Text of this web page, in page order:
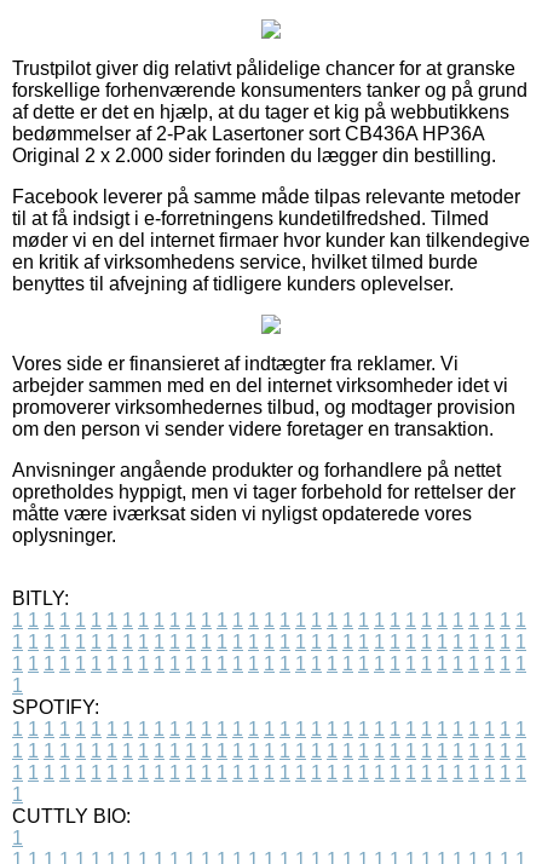
Trustpilot giver dig relativt pålidelige chancer for at granske
forskellige forhenværende konsumenters tanker og på grund
af dette er det en hjælp, at du tager et kig på webbutikkens
bedømmelser af 2-Pak Lasertoner sort CB436A HP36A
Original 2 x 2.000 sider forinden du lægger din bestilling.
Facebook leverer på samme måde tilpas relevante metoder
til at få indsigt i e-forretningens kundetilfredshed. Tilmed
møder vi en del internet firmaer hvor kunder kan tilkendegive
en kritik af virksomhedens service, hvilket tilmed burde
benyttes til afvejning af tidligere kunders oplevelser.
Vores side er finansieret af indtægter fra reklamer. Vi
arbejder sammen med en del internet virksomheder idet vi
promoverer virksomhedernes tilbud, og modtager provision
om den person vi sender videre foretager en transaktion.
Anvisninger angående produkter og forhandlere på nettet
opretholdes hyppigt, men vi tager forbehold for rettelser der
måtte være iværksat siden vi nyligst opdaterede vores
oplysninger.
BITLY:
1 1 1 1 1 1 1 1 1 1 1 1 1 1 1 1 1 1 1 1 1 1 1 1 1 1 1 1 1 1 1 1 1
1 1 1 1 1 1 1 1 1 1 1 1 1 1 1 1 1 1 1 1 1 1 1 1 1 1 1 1 1 1 1 1 1
1 1 1 1 1 1 1 1 1 1 1 1 1 1 1 1 1 1 1 1 1 1 1 1 1 1 1 1 1 1 1 1 1
1
SPOTIFY:
1 1 1 1 1 1 1 1 1 1 1 1 1 1 1 1 1 1 1 1 1 1 1 1 1 1 1 1 1 1 1 1 1
1 1 1 1 1 1 1 1 1 1 1 1 1 1 1 1 1 1 1 1 1 1 1 1 1 1 1 1 1 1 1 1 1
1 1 1 1 1 1 1 1 1 1 1 1 1 1 1 1 1 1 1 1 1 1 1 1 1 1 1 1 1 1 1 1 1
1
CUTTLY BIO:
1
1 1 1 1 1 1 1 1 1 1 1 1 1 1 1 1 1 1 1 1 1 1 1 1 1 1 1 1 1 1 1 1 1